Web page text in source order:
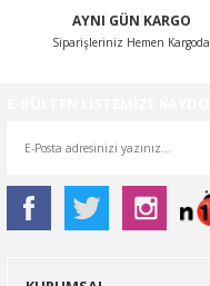
AYNI GÜN KARGO
Siparişleriniz Hemen Kargoda